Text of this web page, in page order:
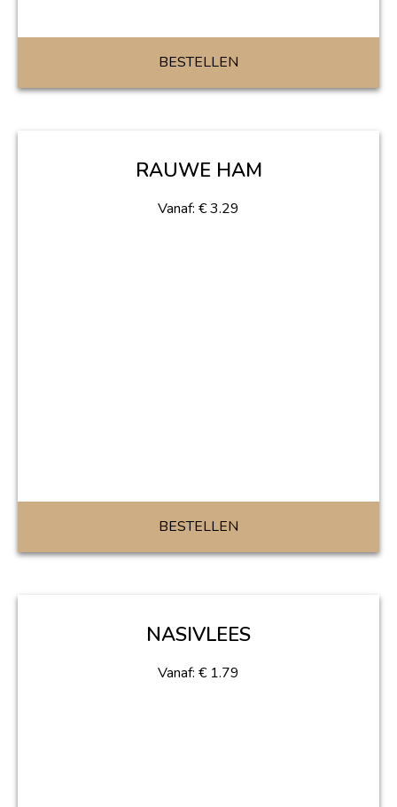
BESTELLEN
RAUWE HAM
Vanaf: €3.29
BESTELLEN
NASIVLEES
Vanaf: € 1.79